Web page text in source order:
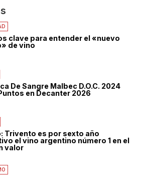
clave para entender el «nuevo
de vino
De Sangre Malbec D.O.C. 2024
en Decanter 2026
Trivento es por sexto año
el vino argentino número 1 en el
valor